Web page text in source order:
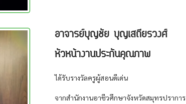
อาจารย์บุญชัย บุญเสถียรวงศ์
หัวหน้างานประกันคุณภาพ
ได้รับรางวัลครูผู้สอนดีเด่น
จากสำนักงานอาชีวศึกษาจังหวัดสมุทรปราการ